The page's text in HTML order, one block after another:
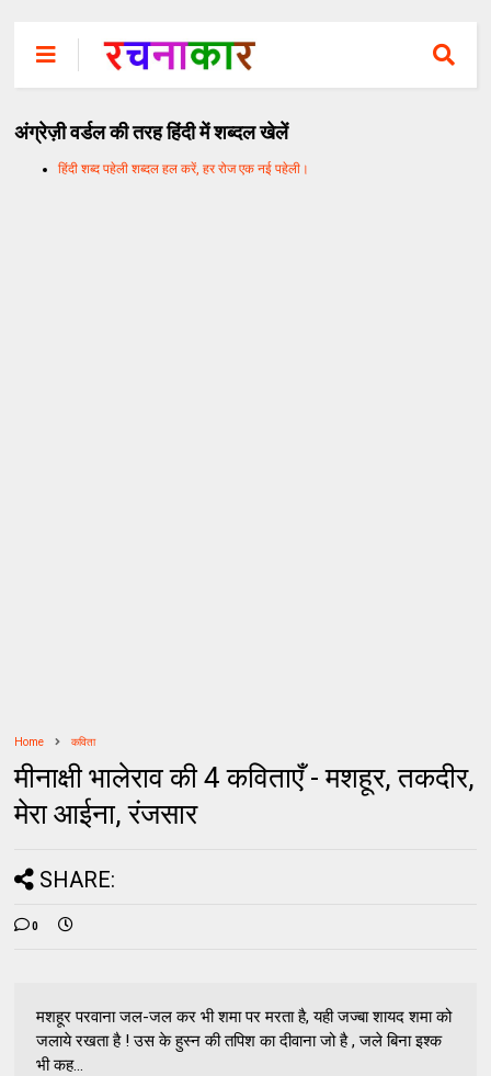
अंग्रेज़ी वर्डल की तरह हिंदी में शब्दल खेलें
हिंदी शब्द पहेली शब्दल हल करें, हर रोज एक नई पहेली।
Home कविता
मीनाक्षी भालेराव की 4 कविताएँ - मशहूर, तकदीर,
मेरा आईना, रंजसार
SHARE:
0
मशहूर परवाना जल-जल कर भी शमा पर मरता है, यही जज्बा शायद शमा को
जलाये रखता है ! उस के हुस्न की तपिश का दीवाना जो है , जले बिना इश्क
भी कह...